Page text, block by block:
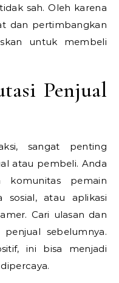
sah. Oleh karena
dan pertimbangkan
untuk membeli
Penjual
sangat penting
atau pembeli. Anda
komunitas pemain
sosial, atau aplikasi
Cari ulasan dan
sebelumnya.
ini bisa menjadi